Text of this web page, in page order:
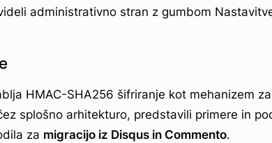
administrativno stran z gumbom
HMAC-SHA256 šifriranje kot mehanizem
splošno arhitekturo, predstavili primere in
za migracijo iz Disqus in Commento.